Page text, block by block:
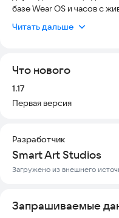
базе Wear OS и часов с
удобно в использовании
цвета оформления с
❖ Нажмите на БЛОК ДАТА
просмотра календаря.
чтобы увидеть прогноз
информацию о
Читать дальше
Что нового
Версия:
1.17
Первая версия
Разработчик
Smart Art Studios
Загружено из внешнего
Запрашиваемые